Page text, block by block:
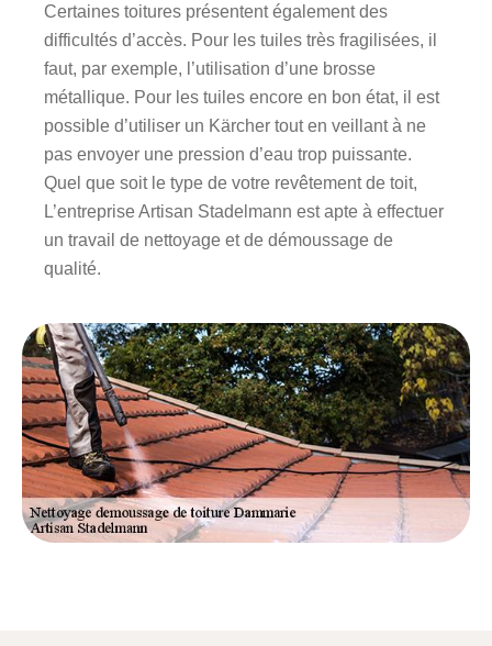
Certaines toitures présentent également des
difficultés d’accès. Pour les tuiles très fragilisées, il
faut, par exemple, l’utilisation d’une brosse
métallique. Pour les tuiles encore en bon état, il est
possible d’utiliser un Kärcher tout en veillant à ne
pas envoyer une pression d’eau trop puissante.
Quel que soit le type de votre revêtement de toit,
L’entreprise Artisan Stadelmann est apte à effectuer
un travail de nettoyage et de démoussage de
qualité.